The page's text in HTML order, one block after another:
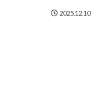
2025.12.10